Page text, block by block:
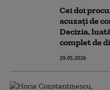
Cei doi
acuzaţi de
Decizia,
complet de
29.05.2026